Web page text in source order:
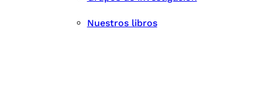
Nuestros libros